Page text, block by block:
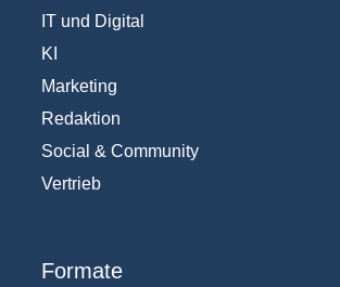
IT und Digital
KI
Marketing
Redaktion
Social & Community
Vertrieb
Formate